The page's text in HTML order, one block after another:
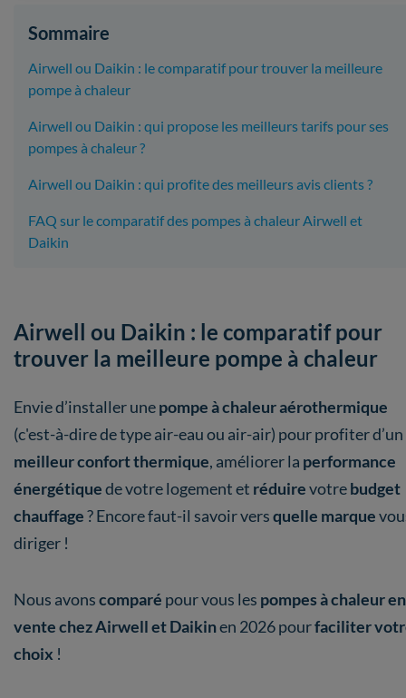
Sommaire
Airwell ou Daikin : le comparatif pour trouver la meilleure
pompe à chaleur
Airwell ou Daikin : qui propose les meilleurs tarifs pour ses
pompes à chaleur ?
Airwell ou Daikin : qui profite des meilleurs avis clients ?
FAQ sur le comparatif des pompes à chaleur Airwell et
Daikin
Airwell ou Daikin : le comparatif pour
trouver la meilleure pompe à chaleur
Envie d’installer unepompe à chaleur aérothermique
(c'est-à-dire de type air-eau ou air-air) pour profiter d’un
meilleur confort thermique, améliorer la performance
énergétiquede votre logement et réduirevotrebudget
chauffage? Encore faut-il savoir versquelle marque
diriger !
Nous avonscomparé pour vous les pompes à chaleur en
vente chez Airwell et Daikinen 2026 pourfaciliter
choix !